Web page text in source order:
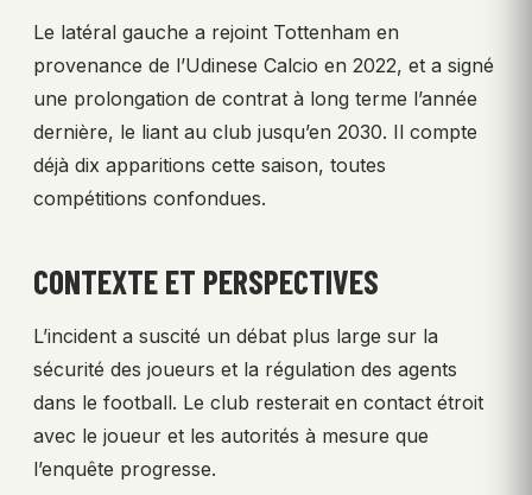
Le latéral gauche a rejoint Tottenham en
provenance de l’Udinese Calcio en 2022, et a signé
une prolongation de contrat à long terme l’année
dernière, le liant au club jusqu’en 2030. Il compte
déjà dix apparitions cette saison, toutes
compétitions confondues.
CONTEXTE ET PERSPECTIVES
L’incident a suscité un débat plus large sur la
sécurité des joueurs et la régulation des agents
dans le football. Le club resterait en contact étroit
avec le joueur et les autorités à mesure que
l’enquête progresse.